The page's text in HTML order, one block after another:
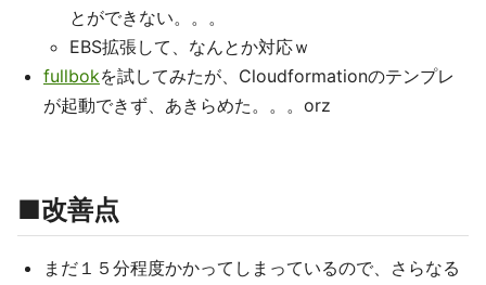
とができない。。。
EBS拡張して、なんとか対応ｗ
fullbokを試してみたが、Cloudformationのテンプレ
が起動できず、あきらめた。。。orz
■改善点
まだ１５分程度かかってしまっているので、さらなる